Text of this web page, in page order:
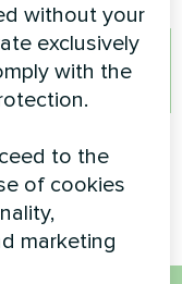
without your
exclusively
with the
to the
of cookies
marketing